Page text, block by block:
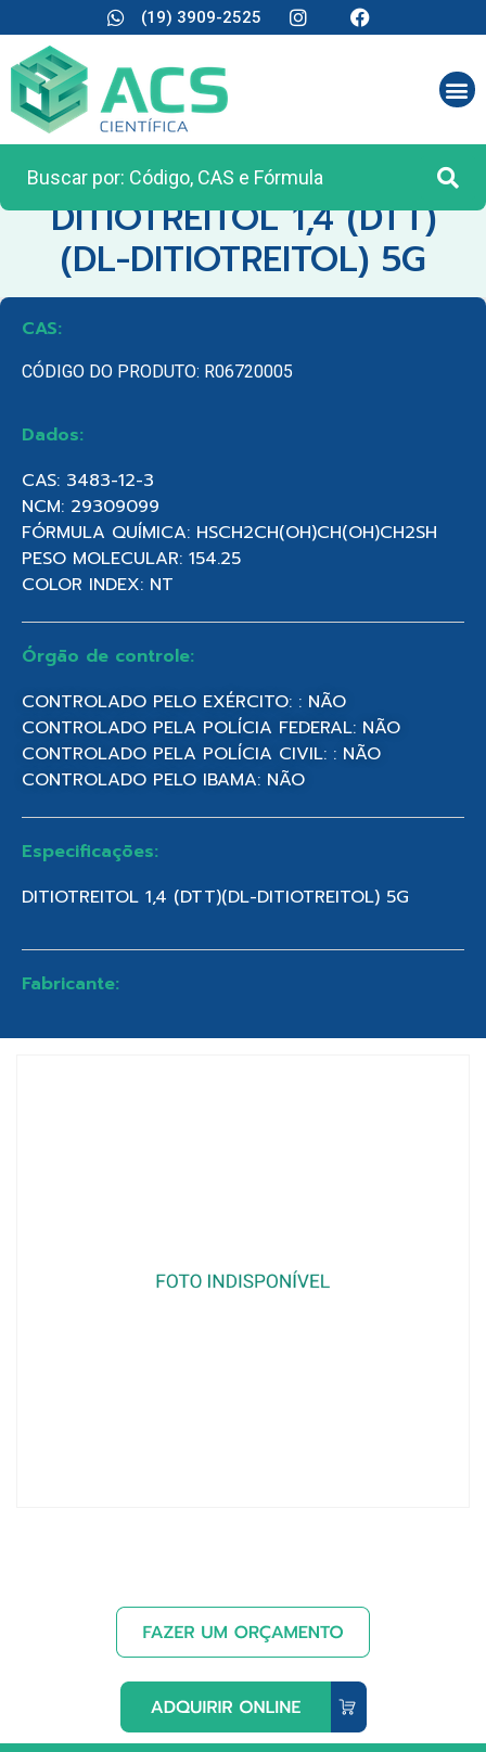
(19) 3909-2525
CATEGORIA:REAGENTES ANALÍTICOS
DITIOTREITOL 1,4 (DTT)
(DL-DITIOTREITOL) 5G
CAS:
CÓDIGO DO PRODUTO: R06720005
Dados:
CAS: 3483-12-3
NCM: 29309099
FÓRMULA QUÍMICA: HSCH2CH(OH)CH(OH)CH2SH
PESO MOLECULAR: 154.25
COLOR INDEX: NT
Órgão de controle:
CONTROLADO PELO EXÉRCITO: : NÃO
CONTROLADO PELA POLÍCIA FEDERAL: NÃO
CONTROLADO PELA POLÍCIA CIVIL: : NÃO
CONTROLADO PELO IBAMA: NÃO
Especificações:
DITIOTREITOL 1,4 (DTT)(DL-DITIOTREITOL) 5G
Fabricante: